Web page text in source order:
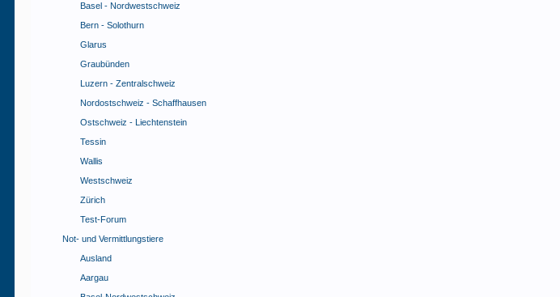
Basel - Nordwestschweiz
Bern - Solothurn
Glarus
Graubünden
Luzern - Zentralschweiz
Nordostschweiz - Schaffhausen
Ostschweiz - Liechtenstein
Tessin
Wallis
Westschweiz
Zürich
Test-Forum
Not- und Vermittlungstiere
Ausland
Aargau